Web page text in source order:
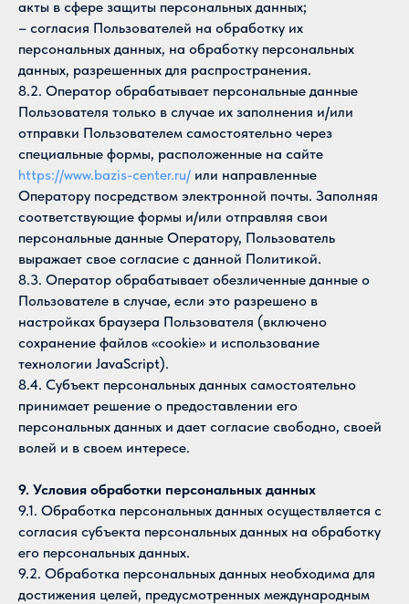
акты в сфере защиты персональных данных;
– согласия Пользователей на обработку их
персональных данных, на обработку персональных
данных, разрешенных для распространения.
8.2. Оператор обрабатывает персональные данные
Пользователя только в случае их заполнения и/или
отправки Пользователем самостоятельно через
специальные формы, расположенные на сайте
https://www.bazis-center.ru/ или направленные
Оператору посредством электронной почты. Заполняя
соответствующие формы и/или отправляя свои
персональные данные Оператору, Пользователь
выражает свое согласие с данной Политикой.
8.3. Оператор обрабатывает обезличенные данные о
Пользователе в случае, если это разрешено в
настройках браузера Пользователя (включено
сохранение файлов «cookie» и использование
технологии JavaScript).
8.4. Субъект персональных данных самостоятельно
принимает решение о предоставлении его
персональных данных и дает согласие свободно, своей
волей и в своем интересе.
9. Условия обработки персональных данных
9.1. Обработка персональных данных осуществляется с
согласия субъекта персональных данных на обработку
его персональных данных.
9.2. Обработка персональных данных необходима для
достижения целей, предусмотренных международным